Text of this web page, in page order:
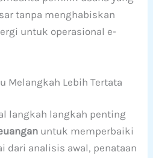
tanpa menghabiskan
untuk operasional e-
Melangkah Lebih Tertata
langkah langkah penting
untuk memperbaiki
dari analisis awal, penataan